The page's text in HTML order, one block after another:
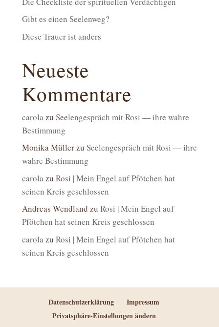
Gibt es einen Seelenweg?
Diese Trauer ist anders
Neueste
Kommentare
carola zu Seelengespräch mit Rosi — ihre wahre
Bestimmung
Monika Müllerzu Seelengespräch mit Rosi — ihre
wahre Bestimmung
carola zu Rosi | Mein Engel auf Pfötchen hat
seinen Kreis geschlossen
Andreas Wendland zu Rosi | Mein Engel auf
Pfötchen hat seinen Kreis geschlossen
carola zu Rosi | Mein Engel auf Pfötchen hat
seinen Kreis geschlossen
Datenschutzerklärung
Impressum
Privatsphäre-Einstellungen ändern